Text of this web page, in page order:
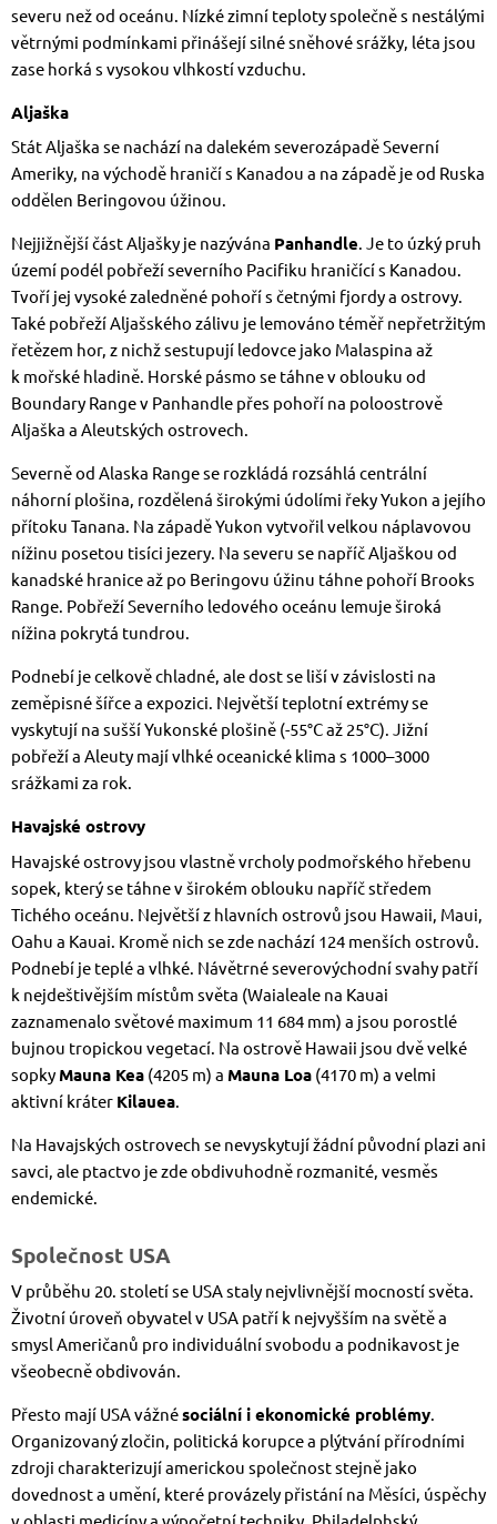
severu než od oceánu. Nízké zimní teploty společně s nestálými
větrnými podmínkami přinášejí silné sněhové srážky, léta jsou
zase horká s vysokou vlhkostí vzduchu.
Aljaška
Stát Aljaška se nachází na dalekém severozápadě Severní
Ameriky, na východě hraničí s Kanadou a na západě je od Ruska
oddělen Beringovou úžinou.
Nejjižnější část Aljašky je nazývána Panhandle. Je to úzký pruh
území podél pobřeží severního Pacifiku hraničící s Kanadou.
Tvoří jej vysoké zaledněné pohoří s četnými fjordy a ostrovy.
Také pobřeží Aljašského zálivu je lemováno téměř nepřetržitým
řetězem hor, z nichž sestupují ledovce jako Malaspina až
k mořské hladině. Horské pásmo se táhne v oblouku od
Boundary Range v Panhandle přes pohoří na poloostrově
Aljaška a Aleutských ostrovech.
Severně od Alaska Range se rozkládá rozsáhlá centrální
náhorní plošina, rozdělená širokými údolími řeky Yukon a jejího
přítoku Tanana. Na západě Yukon vytvořil velkou náplavovou
nížinu posetou tisíci jezery. Na severu se napříč Aljaškou od
kanadské hranice až po Beringovu úžinu táhne pohoří Brooks
Range. Pobřeží Severního ledového oceánu lemuje široká
nížina pokrytá tundrou.
Podnebí je celkově chladné, ale dost se liší v závislosti na
zeměpisné šířce a expozici. Největší teplotní extrémy se
vyskytují na sušší Yukonské plošině (-55°C až 25°C). Jižní
pobřeží a Aleuty mají vlhké oceanické klima s 1000–3000
srážkami za rok.
Havajské ostrovy
Havajské ostrovy jsou vlastně vrcholy podmořského hřebenu
sopek, který se táhne v širokém oblouku napříč středem
Tichého oceánu. Největší z hlavních ostrovů jsou Hawaii, Maui,
Oahu a Kauai. Kromě nich se zde nachází 124 menších ostrovů.
Podnebí je teplé a vlhké. Návětrné severovýchodní svahy patří
k nejdeštivějším místům světa (Waialeale na Kauai
zaznamenalo světové maximum 11 684 mm) a jsou porostlé
bujnou tropickou vegetací. Na ostrově Hawaii jsou dvě velké
sopky Mauna Kea (4205 m) a Mauna Loa (4170 m) a velmi
aktivní kráter Kilauea
Na Havajských ostrovech se nevyskytují žádní původní plazi ani
savci, ale ptactvo je zde obdivuhodně rozmanité, vesměs
endemické.
Společnost USA
V průběhu 20. století se USA staly nejvlivnější mocností světa.
Životní úroveň obyvatel v USA patří k nejvyšším na světě a
smysl Američanů pro individuální svobodu a podnikavost je
všeobecně obdivován.
Přesto mají USA vážnésociální i ekonomické problémy.
Organizovaný zločin, politická korupce a plýtvání přírodními
zdroji charakterizují americkou společnost stejně jako
dovednost a umění, které provázely přistání na Měsíci, úspěchy